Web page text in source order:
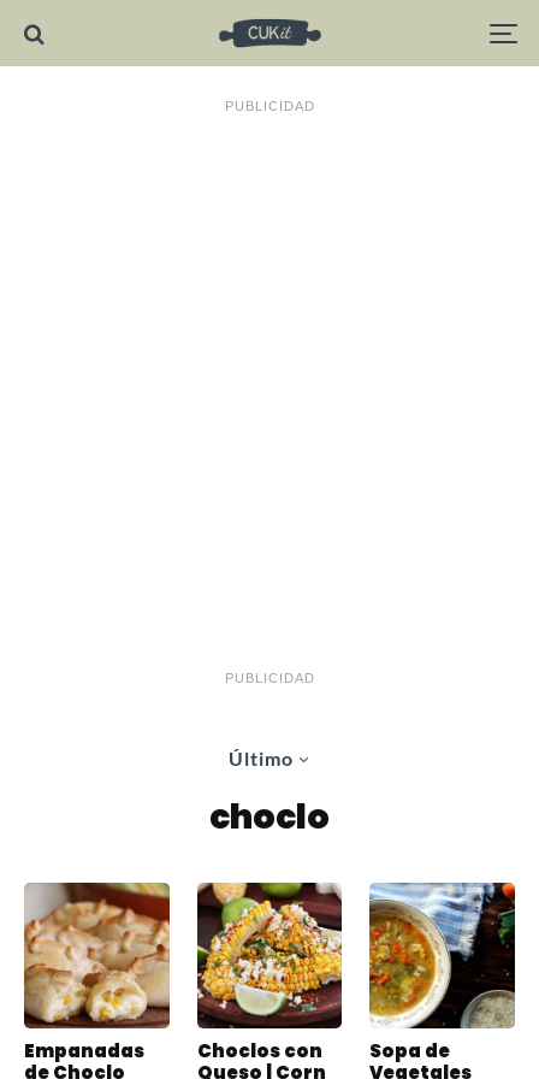
PUBLICIDAD
PUBLICIDAD
Último
choclo
Empanadas
de Choclo
Choclos con
Queso | Corn
Sopa de
Vegetales